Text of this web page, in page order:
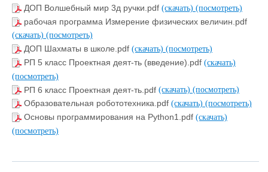
ДОП Волшебный мир 3д ручки.pdf (скачать) (посмотреть)
рабочая программа Измерение физических величин.pdf
(скачать) (посмотреть)
ДОП Шахматы в школе.pdf (скачать) (посмотреть)
РП 5 класс Проектная деят-ть (введение).pdf (скачать)
(посмотреть)
РП 6 класс Проектная деят-ть.pdf (скачать) (посмотреть)
Образовательная робототехника.pdf (скачать) (посмотреть)
Основы программирования на Python1.pdf (скачать)
(посмотреть)